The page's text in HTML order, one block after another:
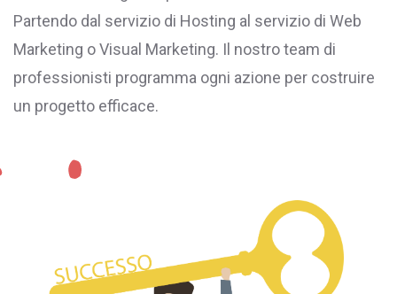
Partendo dal servizio di Hosting al servizio di Web
Marketing o Visual Marketing. Il nostro team di
professionisti programma ogni azione per costruire
un progetto efficace.